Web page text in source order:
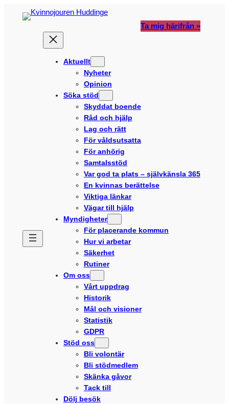
Ta mig härifrån »
Aktuellt
Nyheter
Opinion
Söka stöd
Skyddat boende
Råd och hjälp
Lag och rätt
För våldsutsatta
För anhörig
Samtalsstöd
Var god ta plats – självkänsla 365
En kvinnas berättelse
Viktiga länkar
Vägar till hjälp
Myndigheter
För placerande kommun
Hur vi arbetar
Säkerhet
Rutiner
Om oss
Vårt uppdrag
Historik
Mål och visioner
Statistik
GDPR
Stöd oss
Bli volontär
Bli stödmedlem
Skänka gåvor
Tack till
Dölj besök